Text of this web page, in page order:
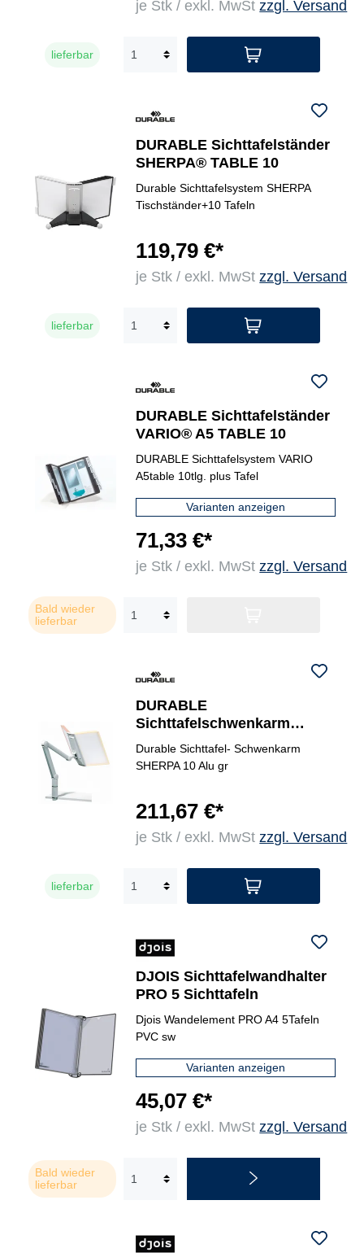
je Stk / exkl. MwStzzgl. Versand
lieferbar
DURABLE Sichttafelständer
SHERPA® TABLE 10
Durable Sichttafelsystem SHERPA
Tischständer+10 Tafeln
119,79 €*
je Stk / exkl. MwStzzgl. Versand
lieferbar
DURABLE Sichttafelständer
VARIO® A5 TABLE 10
DURABLE Sichttafelsystem VARIO
A5table 10tlg. plus Tafel
Varianten anzeigen
71,33 €*
je Stk / exkl. MwStzzgl. Versand
Bald wieder
lieferbar
DURABLE
Sichttafelschwenkarm
SHERPA® SWING ARM
MODULE 10
Durable Sichttafel- Schwenkarm
SHERPA 10 Alu gr
211,67 €*
je Stk / exkl. MwStzzgl. Versand
lieferbar
DJOIS Sichttafelwandhalter
PRO 5 Sichttafeln
Djois Wandelement PRO A4 5Tafeln
PVC sw
Varianten anzeigen
45,07 €*
je Stk / exkl. MwStzzgl. Versand
Bald wieder
lieferbar